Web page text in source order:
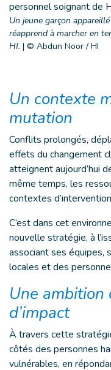
Un jeune garçon
réapprend à marcher en
HI. | © Abdun Noor / HI
Un contexte
mutation
Conflits prolongés,
effets du changement
atteignent aujourd’hui
même temps, les
contextes
C’est dans cet
nouvelle stratégie, à
associant ses équipes,
locales et des
Une ambition
d’impact
À travers cette
côtés des personnes
vulnérables, en